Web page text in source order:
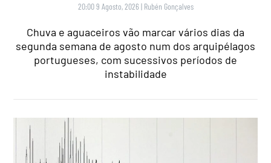
20:00 9 Agosto, 2026 | Rubén Gonçalves
Chuva e aguaceiros vão marcar vários dias da
segunda semana de agosto num dos arquipélagos
portugueses, com sucessivos períodos de
instabilidade